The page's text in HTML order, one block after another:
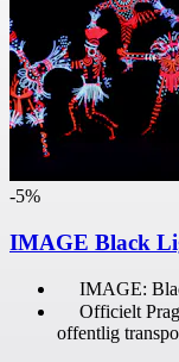
-5%
IMAGE Black
IMAGE:
Officielt
offentlig